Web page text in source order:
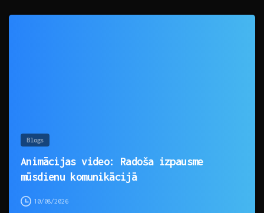
Blogs
Animācijas video: Radoša izpausme
mūsdienu komunikācijā
10/08/2026